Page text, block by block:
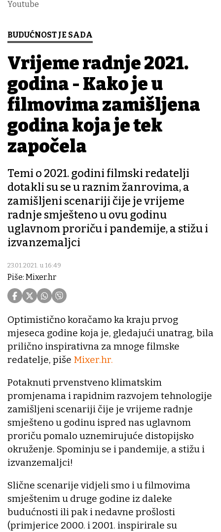
Youtube
BUDUĆNOST JE SADA
Vrijeme radnje 2021.
godina - Kako je u
filmovima zamišljena
godina koja je tek
započela
Temi o 2021. godini filmski redatelji
dotakli su se u raznim žanrovima, a
zamišljeni scenariji čije je vrijeme
radnje smješteno u ovu godinu
uglavnom proriču i pandemije, a stižu i
izvanzemaljci
23.01.2021. u 16:49
Piše: Mixer.hr
Optimistično koračamo ka kraju prvog
mjeseca godine koja je, gledajući unatrag, bila
prilično inspirativna za mnoge filmske
redatelje, piše Mixer.hr.
Potaknuti prvenstveno klimatskim
promjenama i rapidnim razvojem tehnologije
zamišljeni scenariji čije je vrijeme radnje
smješteno u godinu ispred nas uglavnom
proriču pomalo uznemirujuće distopijsko
okruženje. Spominju se i pandemije, a stižu i
izvanzemaljci!
Slične scenarije vidjeli smo i u filmovima
smještenim u druge godine iz daleke
budućnosti ili pak i nedavne prošlosti
(primjerice 2000. i 2001. inspirirale su